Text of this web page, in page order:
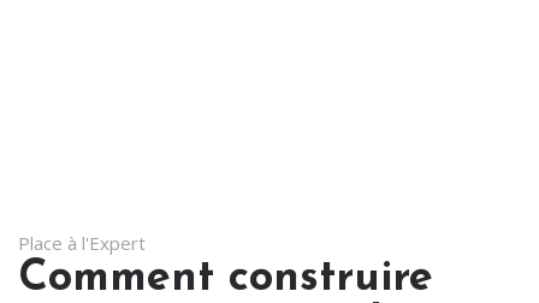
Place à l'Expert
Comment construire